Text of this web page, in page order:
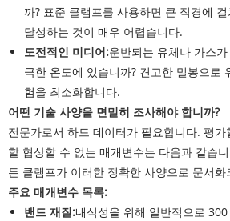
까? 표준 클램프를 사용하면 큰 직경에
달성하는 것이 매우 어렵습니다.
도전적인 미디어:운반되는 유체나 가스
극한 온도에 있습니까? 견고한 밀봉으로
험을 최소화합니다.
어떤 기술 사양을 면밀히 조사해야 합니까?
전문가로서 하드 데이터가 필요합니다. 평가
할 협상할 수 없는 매개변수는 다음과 같습
든 클램프가 이러한 정확한 사양으로 문서
주요 매개변수 목록:
밴드 재질:내식성을 위해 일반적으로